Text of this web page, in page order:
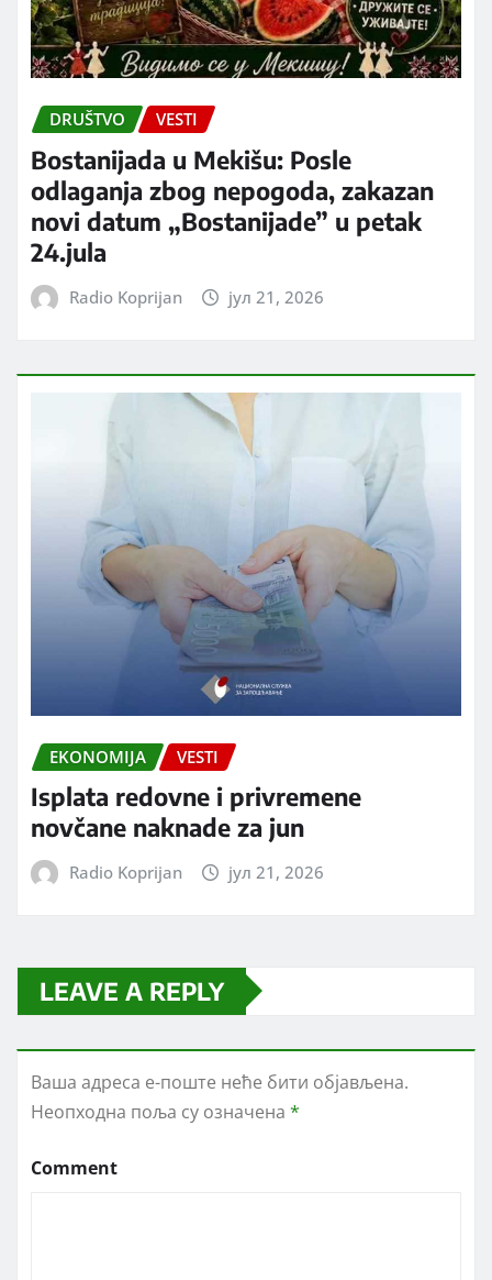
DRUŠTVO VESTI
Bostanijada u Mekišu: Posle
odlaganja zbog nepogoda, zakazan
novi datum „Bostanijade” u petak
24.jula
Radio Koprijan јул 21, 2026
EKONOMIJA VESTI
Isplata redovne i privremene
novčane naknade za jun
Radio Koprijan јул 21, 2026
LEAVE A REPLY
Ваша адреса е-поште неће бити објављена.
Неопходна поља су означена *
Comment